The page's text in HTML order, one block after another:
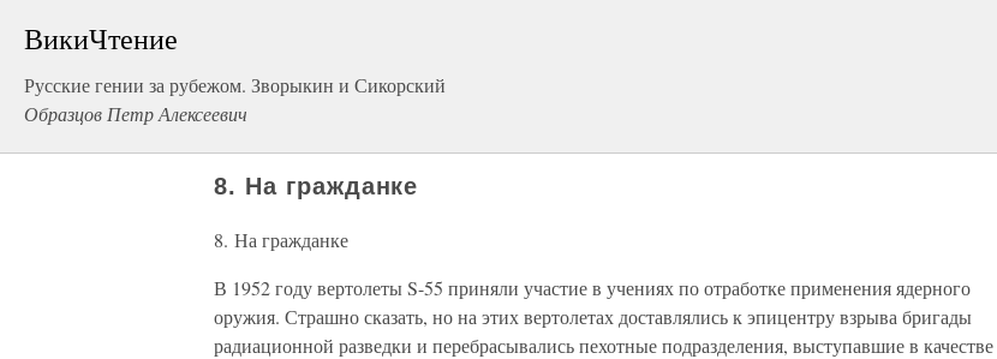
ВикиЧтение
Русские гении за рубежом. Зворыкин и Сикорский
Образцов Петр Алексеевич
8. На гражданке
8. На гражданке
В 1952 году вертолеты S-55 приняли участие в учениях по отработке применения ядерного
оружия. Страшно сказать, но на этих вертолетах доставлялись к эпицентру взрыва бригады
радиационной разведки и перебрасывались пехотные подразделения, выступавшие в качестве